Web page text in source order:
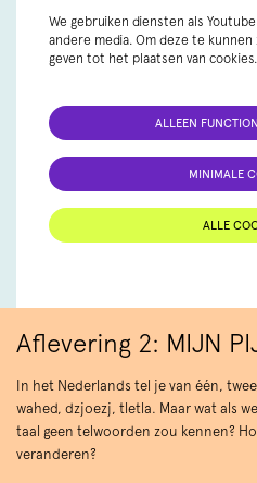
We gebruiken diensten als
andere media. Om deze te
geven tot het plaatsen van cookies.
ALLEEN
MINIMALE
ALLE
Aflevering 2: MIJN
In het Nederlands tel je van één,
wahed, dzjoezj, tletla. Maar wat als
taal geen telwoorden zou kennen?
veranderen?